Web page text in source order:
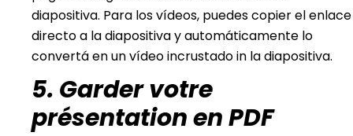
diapositiva. Para los vídeos, puedes copier el enlace
directo a la diapositiva y automáticamente lo
convertá en un vídeo incrustado in la diapositiva.
5. Garder votre
présentation en PDF